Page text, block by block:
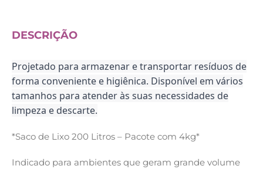
DESCRIÇÃO
Projetado para armazenar e transportar resíduos de
forma conveniente e higiênica. Disponível em vários
tamanhos para atender às suas necessidades de
limpeza e descarte.
*Saco de Lixo 200 Litros – Pacote com 4kg*
Indicado para ambientes que geram grande volume